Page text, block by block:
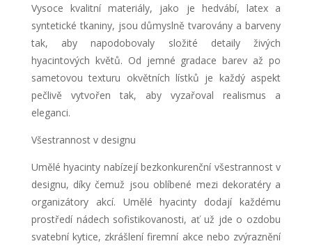
Vysoce kvalitní materiály, jako je hedvábí, latex a
syntetické tkaniny, jsou důmyslně tvarovány a barveny
tak, aby napodobovaly složité detaily živých
hyacintových květů. Od jemné gradace barev až po
sametovou texturu okvětních lístků je každý aspekt
pečlivě vytvořen tak, aby vyzařoval realismus a
eleganci.
Všestrannost v designu
Umělé hyacinty nabízejí bezkonkurenční všestrannost v
designu, díky čemuž jsou oblíbené mezi dekoratéry a
organizátory akcí. Umělé hyacinty dodají každému
prostředí nádech sofistikovanosti, ať už jde o ozdobu
svatební kytice, zkrášlení firemní akce nebo zvýraznění